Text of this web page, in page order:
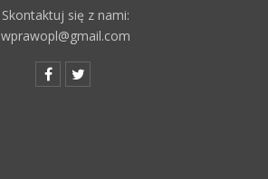
Skontaktuj się z nami:
wprawopl@gmail.com